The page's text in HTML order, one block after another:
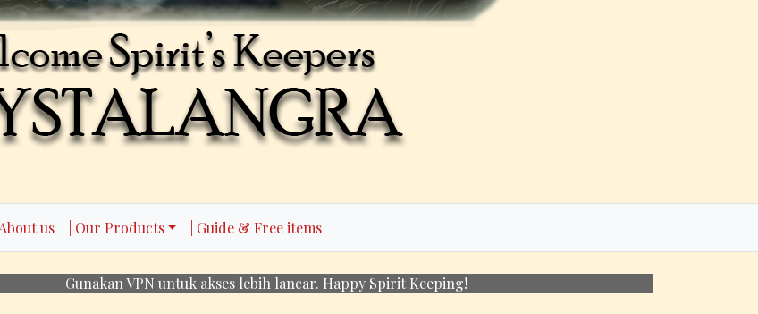
| About us | Our Products | Guide & Free items
Gunakan VPN untuk akses lebih lancar. Happy Spirit Keeping!